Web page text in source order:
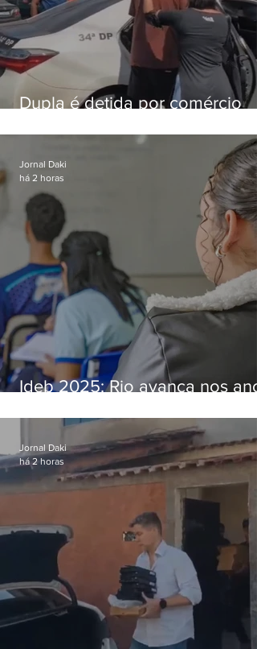
Dupla é detida por comércio
Bangu
Ideb 2025: Rio avança nos
nacional
Jornal Daki
há 2 horas
Jornal Daki
há 2 horas